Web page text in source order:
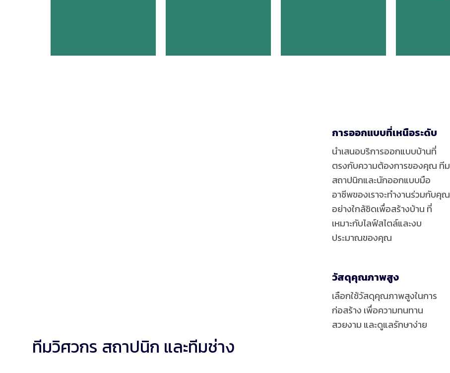
ทีมวิศวกร สถาปนิก และทีมช่าง
การออกแบบที่เหนือระดับ
นำเสนอบริการออกแบบบ้านที่
ตรงกับความต้องการของคุณ ทีม
สถาปนิกและนักออกแบบมือ
อาชีพของเราจะทำงานร่วมกับคุณ
อย่างใกล้ชิดเพื่อสร้างบ้าน ที่
เหมาะกับไลฟ์สไตล์และงบ
ประมาณของคุณ
วัสดุคุณภาพสูง
เลือกใช้วัสดุคุณภาพสูงในการ
ก่อสร้าง เพื่อความทนทาน
สวยงาม และดูแลรักษาง่าย